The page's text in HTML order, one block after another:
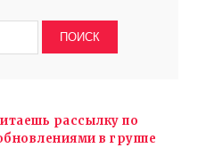
рассылку по
в группе